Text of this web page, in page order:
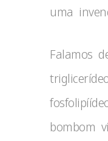
uma
Falamos
bombom